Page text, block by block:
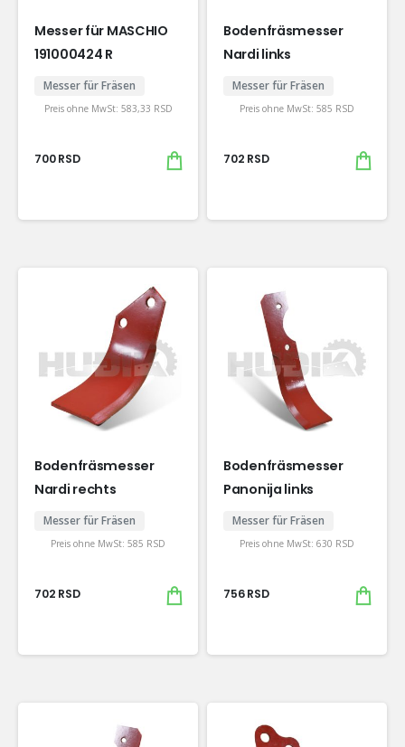
Messer für MASCHIO
191000424 R
Messer für Fräsen
Preis ohne MwSt: 583,33 RSD
700RSD
Bodenfräsmesser
Nardi links
Messer für Fräsen
Preis ohne MwSt: 585 RSD
702 RSD
Bodenfräsmesser
Nardi rechts
Messer für Fräsen
Preis ohne MwSt: 585 RSD
702 RSD
Bodenfräsmesser
Panonija links
Messer für Fräsen
Preis ohne MwSt: 630 RSD
756RSD